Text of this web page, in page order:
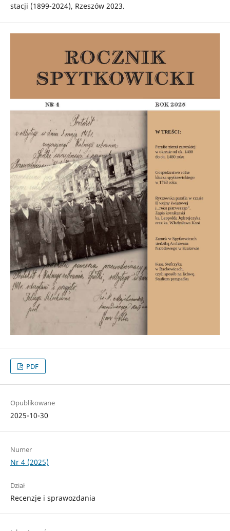
stacji (1899-2024), Rzeszów 2023.
PDF
Opublikowane
2025-10-30
Numer
Nr 4 (2025)
Dział
Recenzje i sprawozdania